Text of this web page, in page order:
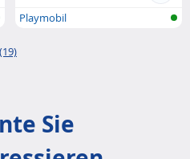
Playmobil
Sie